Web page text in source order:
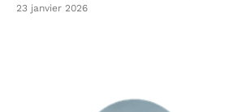
23 janvier 2026